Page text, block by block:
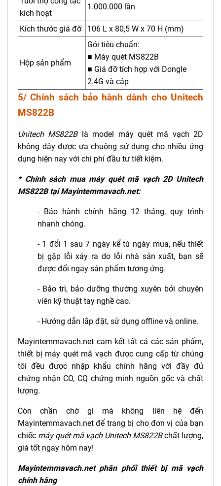
kích hoạt
1.000.000 lần
Kích thước giá đỡ 106 L x 80,5 W x 70 H (mm)
Hộp sản phẩm
Gói tiêu chuẩn:
■ Máy quét MS822B
■ Giá đỡ tích hợp với Dongle
2.4G và cáp
5/ Chính sách bảo hành dành cho Unitech
MS822B
Unitech MS822B
là model máy quét mã vạch 2D
không dây được ưa chuộng sử dụng cho nhiều ứng
dụng hiện nay với chi phí đầu tư tiết kiệm.
* Chính sách mua máy quét mã vạch 2D Unitech
MS822B tại Mayintemmavach.net:
- Bảo hành chính hãng 12 tháng, quy trình
nhanh chóng.
- 1 đổi 1 sau 7 ngày kể từ ngày mua, nếu thiết
bị gặp lỗi xảy ra do lỗi nhà sản xuất, bạn sẽ
được đổi ngay sản phẩm tương ứng.
- Bảo trì, bảo dưỡng thường xuyên bởi chuyên
viên kỹ thuật tay nghề cao.
- Hướng dẫn lắp đặt, sử dụng offline và online.
Mayintemmavach.net cam kết tất cả các sản phẩm,
thiết bị máy quét mã vạch được cung cấp từ chúng
tôi đều được nhập khẩu chính hãng với đầy đủ
chứng nhận CO, CQ chứng minh nguồn gốc và chất
lượng.
Còn chần chờ gì mà không liên hệ đến
Mayintemmavach.net để trang bị cho đơn vị của bạn
chiếc máy quét mã vạch Unitech MS822Bchất lượng,
giá tốt ngay hôm nay!
Mayintemmavach.net phân phối thiết bị mã vạch
chính hãng